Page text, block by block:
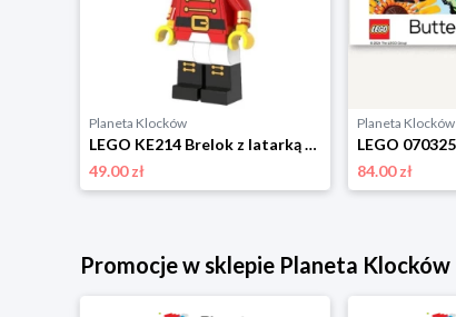
Planeta Klocków
LEGO KE214 Brelok z latarką Dziadek do orzechów Lego
49.00 zł
Planeta Klocków
84.00 zł
Promocje w sklepie Planeta Klocków